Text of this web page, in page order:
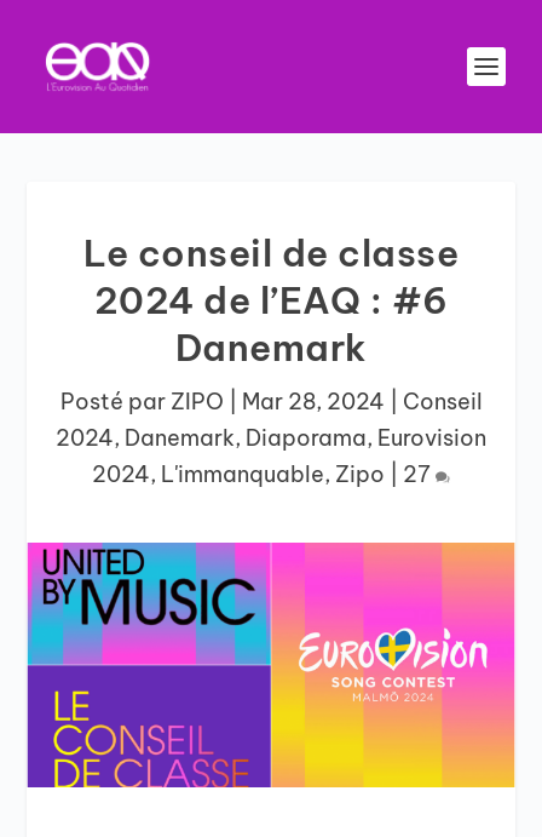
Le conseil de classe
2024 de l’EAQ : #6
Danemark
Posté par ZIPO Mar 28, 2024
Conseil
2024, Danemark, Diaporama, Eurovision
2024, L'immanquable, Zipo 27